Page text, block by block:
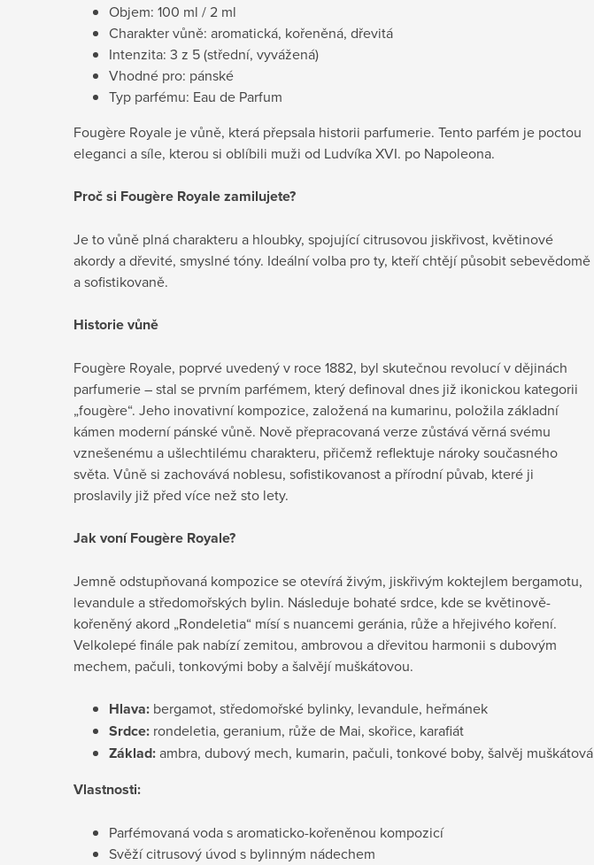
Objem: 100 ml / 2 ml
Charakter vůně: aromatická, kořeněná, dřevitá
Intenzita: 3 z 5 (střední, vyvážená)
Vhodné pro: pánské
Typ parfému: Eau de Parfum
Fougère Royale je vůně, která přepsala historii parfumerie. Tento parfém je poctou
eleganci a síle, kterou si oblíbili muži od Ludvíka XVI. po Napoleona.
Proč si Fougère Royale zamilujete?
Je to vůně plná charakteru a hloubky, spojující citrusovou jiskřivost, květinové
akordy a dřevité, smyslné tóny. Ideální volba pro ty, kteří chtějí působit sebevědomě
a sofistikovaně.
Historie vůně
Fougère Royale, poprvé uvedený v roce 1882, byl skutečnou revolucí v dějinách
parfumerie – stal se prvním parfémem, který definoval dnes již ikonickou kategorii
„fougère“. Jeho inovativní kompozice, založená na kumarinu, položila základní
kámen moderní pánské vůně. Nově přepracovaná verze zůstává věrná svému
vznešenému a ušlechtilému charakteru, přičemž reflektuje nároky současného
světa. Vůně si zachovává noblesu, sofistikovanost a přírodní půvab, které ji
proslavily již před více než sto lety.
Jak voní Fougère Royale?
Jemně odstupňovaná kompozice se otevírá živým, jiskřivým koktejlem bergamotu,
levandule a středomořských bylin. Následuje bohaté srdce, kde se květinově-
kořeněný akord „Rondeletia“ mísí s nuancemi geránia, růže a hřejivého koření.
Velkolepé finále pak nabízí zemitou, ambrovou a dřevitou harmonii s dubovým
mechem, pačuli, tonkovými boby a šalvějí muškátovou.
Hlava: bergamot, středomořské bylinky, levandule, heřmánek
Srdce: rondeletia, geranium, růže de Mai, skořice, karafiát
Základ:ambra, dubový mech, kumarin, pačuli, tonkové boby, šalvěj muškátová
Vlastnosti:
Parfémovaná voda s aromaticko-kořeněnou kompozicí
Svěží citrusový úvod s bylinným nádechem